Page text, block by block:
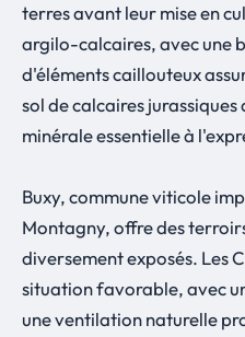
terres avant leur mise en
argilo-calcaires, avec une
d'éléments caillouteux
sol de calcaires
minérale essentielle à
Buxy, commune viticole
Montagny, offre des
diversement exposés. Les
situation favorable, avec
une ventilation naturelle